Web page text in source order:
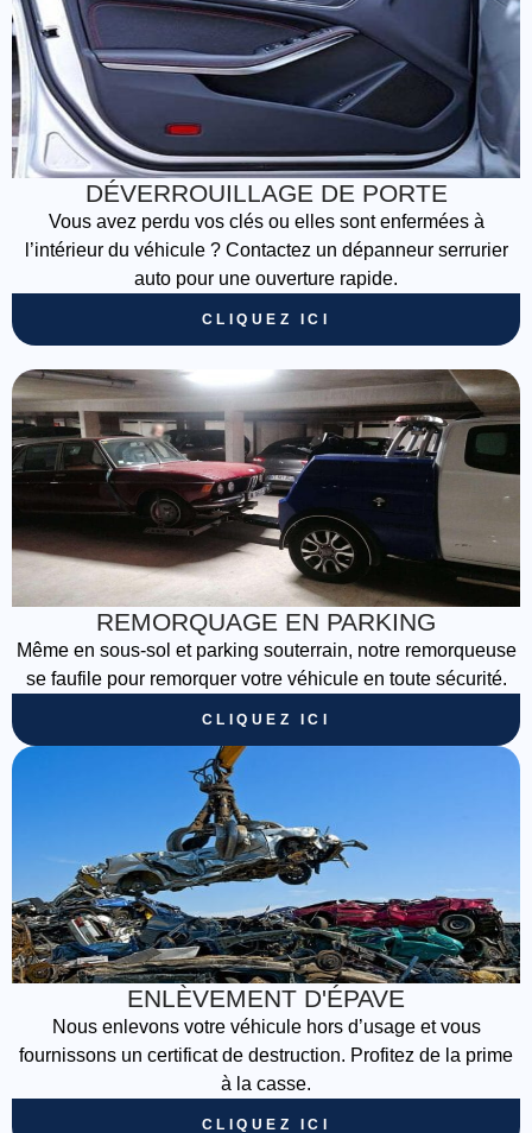
DÉVERROUILLAGE DE PORTE
Vous avez perdu vos clés ou elles sont enfermées à
l’intérieur du véhicule ? Contactez un dépanneur serrurier
auto pour une ouverture rapide.
CLIQUEZ ICI
REMORQUAGE EN PARKING
Même en sous-sol et parking souterrain, notre remorqueuse
se faufile pour remorquer votre véhicule en toute sécurité.
CLIQUEZ ICI
ENLÈVEMENT D'ÉPAVE
Nous enlevons votre véhicule hors d’usage et vous
fournissons un certificat de destruction. Profitez de la prime
à la casse.
CLIQUEZ ICI